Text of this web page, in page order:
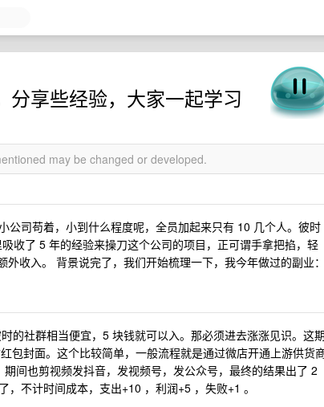
分享些经验，大家一起学习
may be changed or developed.
司苟着，小到什么程度呢，全员加起来只有 10 几个人。彼时
收了 5 年的经验来操刀这个公司的项目，正可谓手拿把掐，轻
收入。 背景说完了，我们开始梳理一下，我今年做过的副业：
的社群相当便宜，5 块钱就可以入。那必须进去涨涨见识。这期
包封面。这个比较简单，一般流程就是通过微店开通上游供货
间也剪视频发抖音，发视频号，发公众号，最终的结果出了 2
不计时间成本，支出+10 ，利润+5 ，失败+1 。